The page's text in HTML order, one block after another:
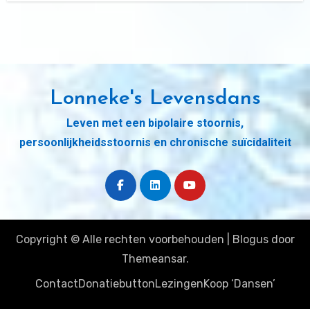
Lonneke's Levensdans
Leven met een bipolaire stoornis,
persoonlijkheidsstoornis en chronische suïcidaliteit
Copyright © Alle rechten voorbehouden Blogusdoor
Themeansar.
ContactDonatiebuttonLezingenKoop ‘Dansen’